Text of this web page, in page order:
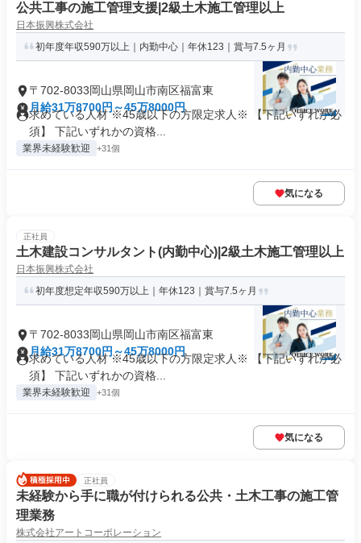
公共工事の施工管理支援|2級土木施工管理以上
日本振興株式会社
初年度年収590万以上｜内勤中心｜年休123｜賞与7.5ヶ月
〒702-8033岡山県岡山市南区福富東
月給31万8700円～45万8000円
求めている人材 ※45歳以下の方限定求人※ 【下記いずれか必
須】 下記いずれかの資格...
業界未経験歓迎 +31個
気になる
正社員
土木建設コンサルタント(内勤中心)|2級土木施工管理以上
日本振興株式会社
初年度想定年収590万以上｜年休123｜賞与7.5ヶ月
〒702-8033岡山県岡山市南区福富東
月給31万8700円～45万8000円
求めている人材 ※45歳以下の方限定求人※ 【下記いずれか必
須】 下記いずれかの資格...
業界未経験歓迎 +31個
気になる
正社員
未経験から手に職が付けられる公共・土木工事の施工管
理業務
株式会社アートコーポレーション